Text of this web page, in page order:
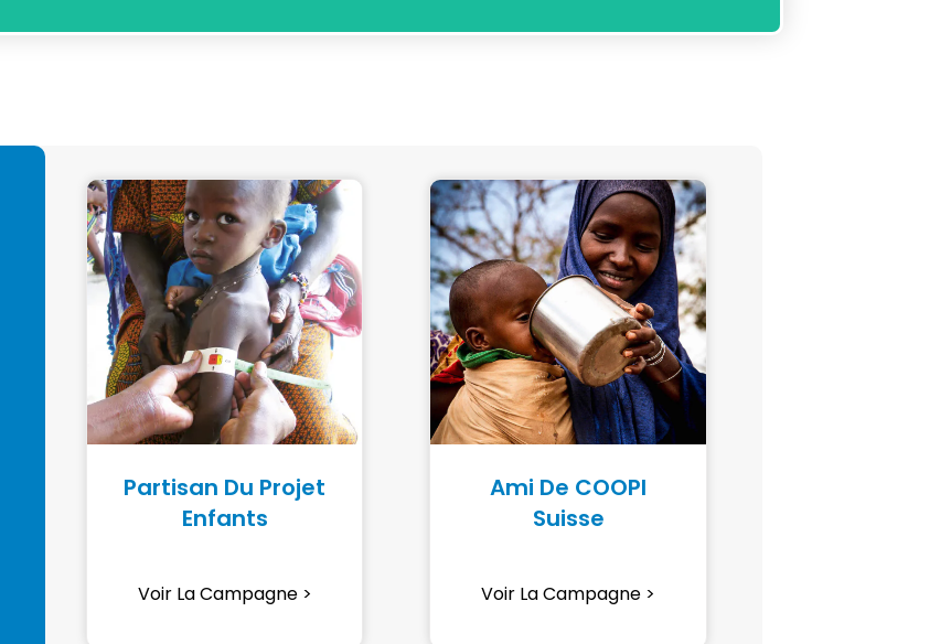
Partisan Du Projet
Enfants
Voir La Campagne >
Ami De COOPI
Suisse
Voir La Campagne >